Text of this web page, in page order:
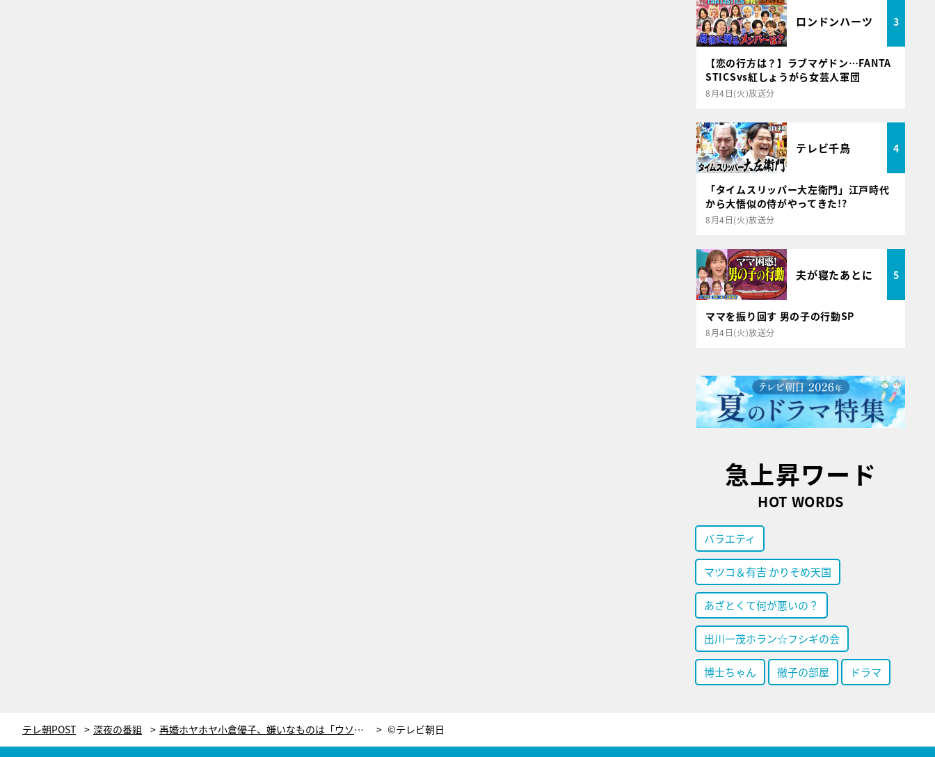
ロンドンハーツ 3
【恋の行方は？】ラブマゲドン…FANTA
STICSvs紅しょうがら女芸人軍団
8月4日(火)放送分
テレビ千鳥 4
「タイムスリッパー大左衛門」江戸時代
から大悟似の侍がやってきた!?
8月4日(火)放送分
夫が寝たあとに 5
ママを振り回す 男の子の行動SP
8月4日(火)放送分
急上昇ワード
HOT WORDS
バラエティ
マツコ＆有吉 かりそめ天国
あざとくて何が悪いの？
出川一茂ホラン☆フシギの会
博士ちゃん 徹子の部屋 ドラマ
テレ朝POST 深夜の番組 再婚ホヤホヤ小倉優子、嫌いなものは「ウソ」 興味津々のナイナイに意味深表現 ©テレビ朝日